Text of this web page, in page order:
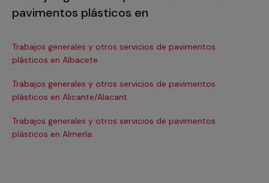
pavimentos plásticos en
Trabajos generales y otros servicios de pavimentos
plásticos en Albacete
Trabajos generales y otros servicios de pavimentos
plásticos en Alicante/Alacant
Trabajos generales y otros servicios de pavimentos
plásticos en Almería